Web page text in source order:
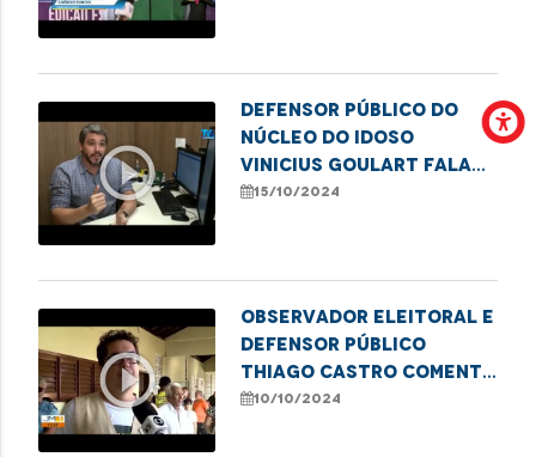
play_circle_outline
Defensor público do
Núcleo do Idoso
Vinicius Goulart fala
sobre a violência
15/10/2024
play_circle_outline
Observador eleitoral e
defensor público
Thiago Castro comenta
sobre as eleições
10/10/2024